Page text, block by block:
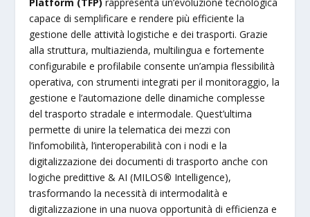
capace di semplificare e rendere più efficiente la
gestione delle attività logistiche e dei trasporti. Grazie
alla struttura, multiazienda, multilingua e fortemente
configurabile e profilabile consente un’ampia flessibilità
operativa, con strumenti integrati per il monitoraggio, la
gestione e l’automazione delle dinamiche complesse
del trasporto stradale e intermodale. Quest’ultima
permette di unire la telematica dei mezzi con
l’infomobilità, l’interoperabilità con i nodi e la
digitalizzazione dei documenti di trasporto anche con
logiche predittive & AI (MILOS® Intelligence),
trasformando la necessità di intermodalità e
digitalizzazione in una nuova opportunità di efficienza e